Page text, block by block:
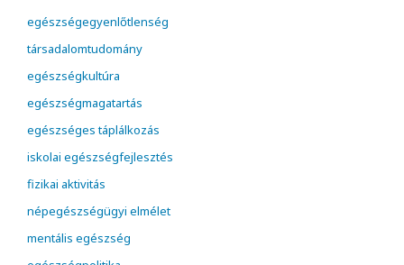
egészségegyenlőtlenség
társadalomtudomány
egészségkultúra
egészségmagatartás
egészséges táplálkozás
iskolai egészségfejlesztés
fizikai aktivitás
népegészségügyi elmélet
mentális egészség